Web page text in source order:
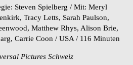
Steven Spielberg / Mit: Meryl
Tracy Letts, Sarah Paulson,
Matthew Rhys, Alison Brie,
Carrie Coon / USA / 116 Minuten
Pictures Schweiz